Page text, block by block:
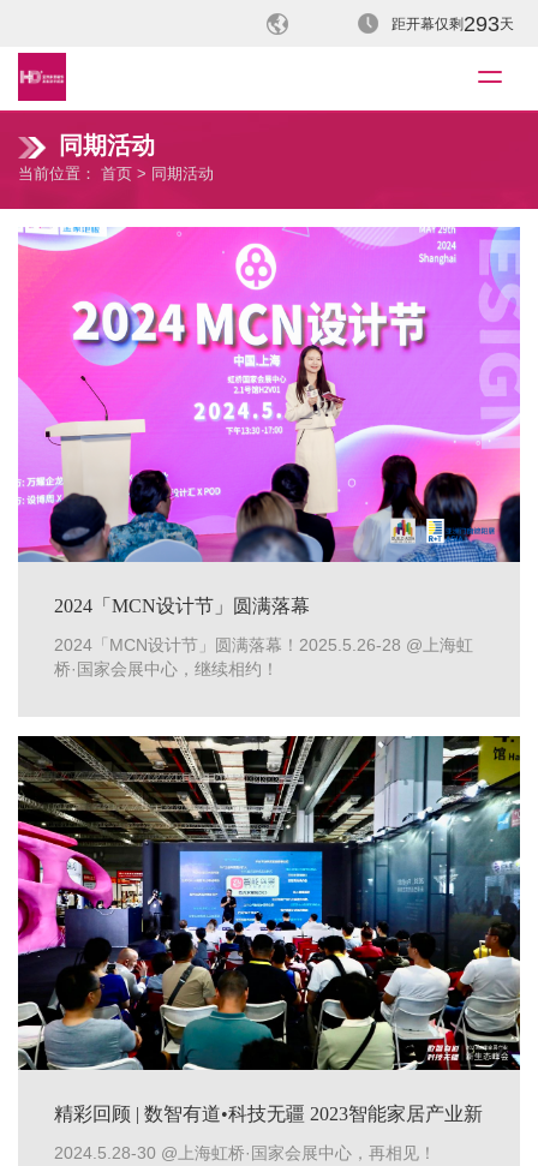
距开幕仅剩 293天
同期活动
当前位置： 首页 > 同期活动
2024「MCN设计节」圆满落幕
2024「MCN设计节」圆满落幕！2025.5.26-28 @上海虹
桥·国家会展中心，继续相约！
精彩回顾 | 数智有道•科技无疆 2023智能家居产业新
生态峰会成功举办
2024.5.28-30 @上海虹桥·国家会展中心，再相见！